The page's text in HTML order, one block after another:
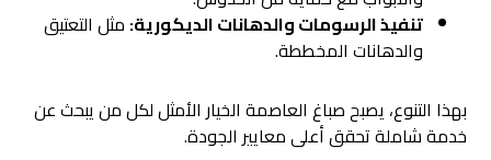
تنفيذ الرسومات والدهانات الديكورية: مثل التعتيق
والدهانات المخططة.
بهذا التنوع، يصبح صباغ العاصمة الخيار الأمثل لكل من يبحث عن
خدمة شاملة تحقق أعلى معايير الجودة.